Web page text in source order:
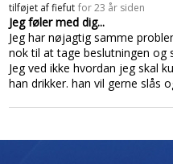
tilføjet affiefut for 23 år siden
Jeg føler med dig...
Jeg har nøjagtig samme
nok til at tage beslutningen og
Jeg ved ikke hvordan jeg skal
han drikker. han vil gerne slås